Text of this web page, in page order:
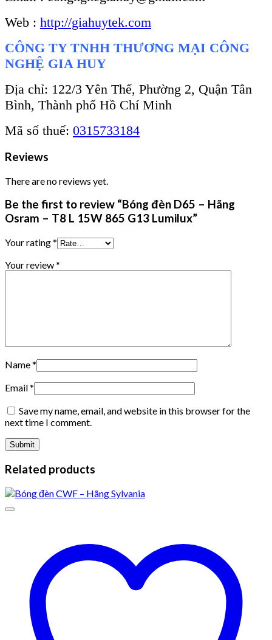
Web : http://giahuytek.com
CÔNG TY TNHH THƯƠNG MẠI CÔNG
NGHỆ GIA HUY
Địa chỉ: 122/3 Yên Thế, Phường 2, Quận Tân
Bình, Thành phố Hồ Chí Minh
Mã số thuế: 0315733184
Reviews
There are no reviews yet.
Be the first to review “Bóng đèn D65 – Hãng
Osram – T8 L 15W 865 G13 Lumilux”
Your rating*
Your review*
Name*
Email*
Save my name, email, and website in this browser for the
next time I comment.
Related products